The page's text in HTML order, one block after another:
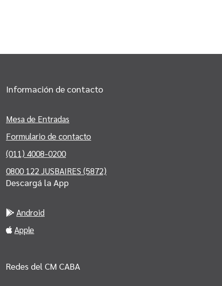
Información de contacto
Mesa de Entradas
Formulario de contacto
(011) 4008-0200
0800 122 JUSBAIRES (5872)
Descargá la App
Android
Apple
Redes del CM CABA